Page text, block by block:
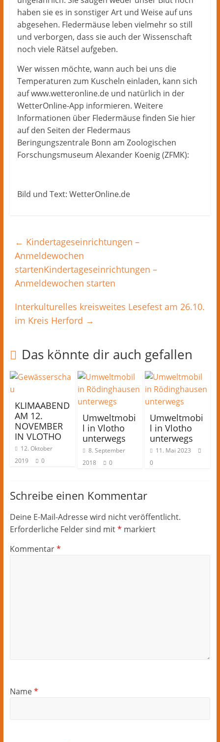
haben sie es in sonstiger Art und Weise auf uns
abgesehen. Fledermäuse leben vielmehr so still
und verborgen, dass sie auch der Wissenschaft
noch viele Rätsel aufgeben.
Wer wissen möchte, wann auch bei uns die
Temperaturen zum Kuscheln einladen, kann sich
auf www.wetteronline.de und natürlich in der
WetterOnline-App informieren. Weitere
Informationen über Fledermäuse finden Sie hier
auf den Seiten der Fledermaus
Beringungszentrale Bonn am Zoologischen
Forschungsmuseum Alexander Koenig (ZFMK):
Bild und Text: WetterOnline.de
← Kindertageseinrichtungen –
Anmeldewochen
startenKindertageseinrichtungen –
Anmeldewochen starten
Interkulturelles kreisweites Lesefest am 26.10.
im Kreis Herford →
Das könnte dir auch gefallen
KLIMAABEND
AM 12.
NOVEMBER
IN VLOTHO
12. Oktober
2019
0
Umweltmobi
l in Vlotho
unterwegs
8. September
2018
0
Umweltmobi
l in Vlotho
unterwegs
11. Mai 2023
0
Schreibe einen Kommentar
Deine E-Mail-Adresse wird nicht veröffentlicht.
Erforderliche Felder sind mit* markiert
Kommentar*
Name*